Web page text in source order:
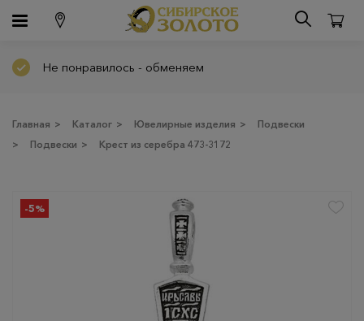
Не понравилось - обменяем
Главная > Каталог > Ювелирные изделия >
Подвески
>
Подвески > Крест из серебра 473-3172
-5%